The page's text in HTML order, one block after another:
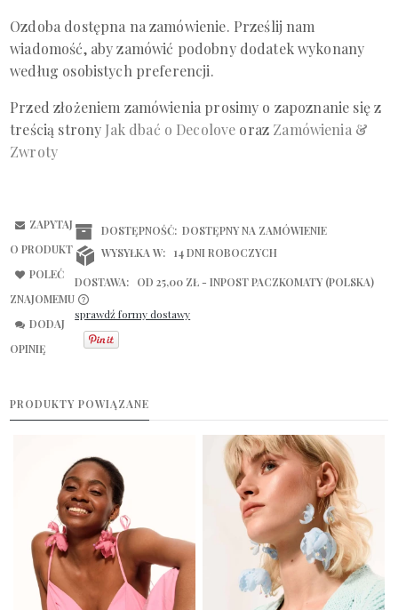
Ozdoba dostępna na zamówienie. Prześlij nam
wiadomość, aby zamówić podobny dodatek wykonany
według osobistych preferencji.
Przed złożeniem zamówienia prosimy o zapoznanie się z
treścią strony Jak dbać o Decolove oraz Zamówienia &
Zwroty
ZAPYTAJ
O PRODUKT
POLEĆ
ZNAJOMEMU
DODAJ
OPINIĘ
DOSTĘPNOŚĆ: DOSTĘPNY NA ZAMÓWIENIE
WYSYŁKA W:
14 DNI ROBOCZYCH
DOSTAWA: OD 25,00 ZŁ- INPOST PACZKOMATY (POLSKA)
CENA NIE ZAWIERA EWENTUALNYCH KOSZTÓW PŁATNOŚCI
sprawdź formy dostawy
PRODUKTY POWIĄZANE